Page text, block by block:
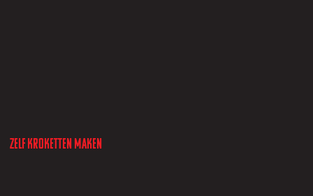
Zelf kroketten maken